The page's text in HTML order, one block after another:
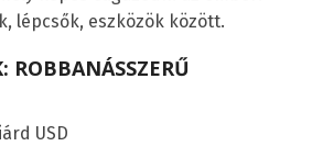
lépcsők, eszközök között.
ROBBANÁSSZERŰ
USD